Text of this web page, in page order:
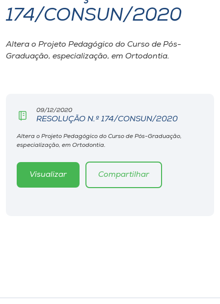
I.nova
Diplomados
CPA
Biblioteca
Editora
174/CONSUN/2020
Altera o Projeto Pedagógico do Curso de Pós-
Graduação, especialização, em Ortodontia.
09/12/2020
RESOLUÇÃO N.º 174/CONSUN/2020
Altera o Projeto Pedagógico do Curso de Pós-Graduação,
especialização, em Ortodontia.
Visualizar Compartilhar